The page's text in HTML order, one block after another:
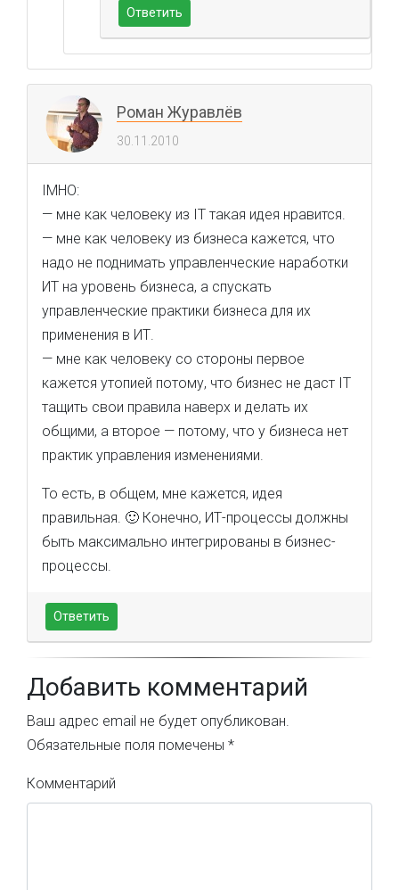
Ответить
Роман Журавлёв
30.11.2010
IMHO:
— мне как человеку из IT такая идея нравится.
— мне как человеку из бизнеса кажется, что
надо не поднимать управленческие наработки
ИТ на уровень бизнеса, а спускать
управленческие практики бизнеса для их
применения в ИТ.
— мне как человеку со стороны первое
кажется утопией потому, что бизнес не даст IT
тащить свои правила наверх и делать их
общими, а второе — потому, что у бизнеса нет
практик управления изменениями.
То есть, в общем, мне кажется, идея
правильная. 🙂 Конечно, ИТ-процессы должны
быть максимально интегрированы в бизнес-
процессы.
Ответить
Добавить комментарий
Ваш адрес email не будет опубликован.
Обязательные поля помечены *
Комментарий